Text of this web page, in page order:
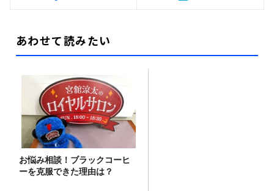
あわせて読みたい
お悩み相談！ブラックコーヒ
ーを克服できた理由は？